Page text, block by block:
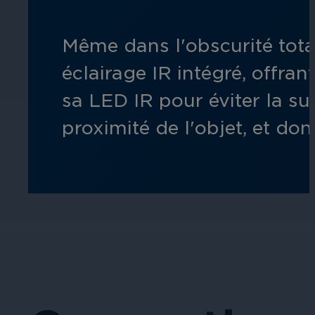
Éducation
Assurez la sécurité dans les
établissements d'enseignement.
Même dans l'obscurité
éclairage IR intégré,
sa LED IR pour éviter la
proximité de l'objet, et